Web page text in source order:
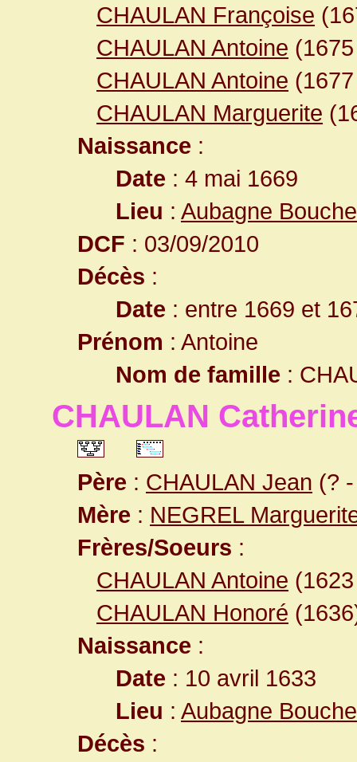
CHAULAN Françoise
CHAULAN Antoine
CHAULAN Antoine
CHAULAN Marguerite
Naissance :
Date : 4 mai 1669
Lieu : Aubagne
DCF : 03/09/2010
Décès :
Date : entre 1669 et
Prénom : Antoine
Nom de famille :
CHAULAN
Père : CHAULAN Jean (?
Mère : NEGREL
Frères/Soeurs :
CHAULAN Antoine
CHAULAN Honoré
Naissance :
Date : 10 avril 1633
Lieu : Aubagne
Décès :